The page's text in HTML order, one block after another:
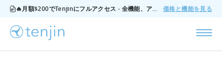
🔥月額$200でTenjinにフルアクセス - 全機能、アドオンなし、いつでもキャンセル可能。 価格と機能を見る